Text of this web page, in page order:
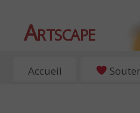
Artscape
EXPOSITIONS, ART ET
Accueil